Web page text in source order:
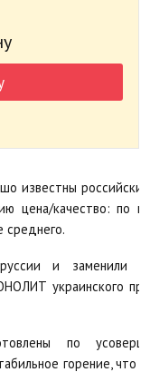
известны
цена/качество: по
среднего.
и заменили
украинского
по
горение, что